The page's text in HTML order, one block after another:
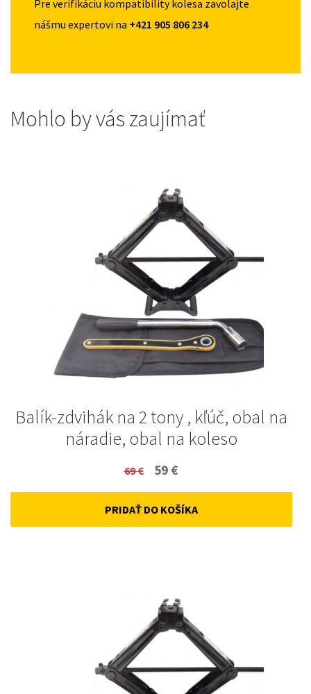
Pre verifikáciu kompatibility kolesa zavolajte
nášmu expertovi na +421 905 806 234
Mohlo by vás zaujímať
Balík-zdvihák na 2 tony , kľúč, obal na
náradie, obal na koleso
69€
Original
price
was:
59 €
price
is:
PRIDAŤ DO KOŠÍKA